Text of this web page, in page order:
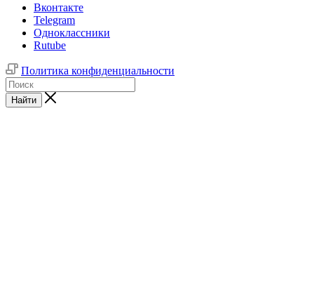
Вконтакте
Telegram
Одноклассники
Rutube
Политика конфиденциальности
Найти